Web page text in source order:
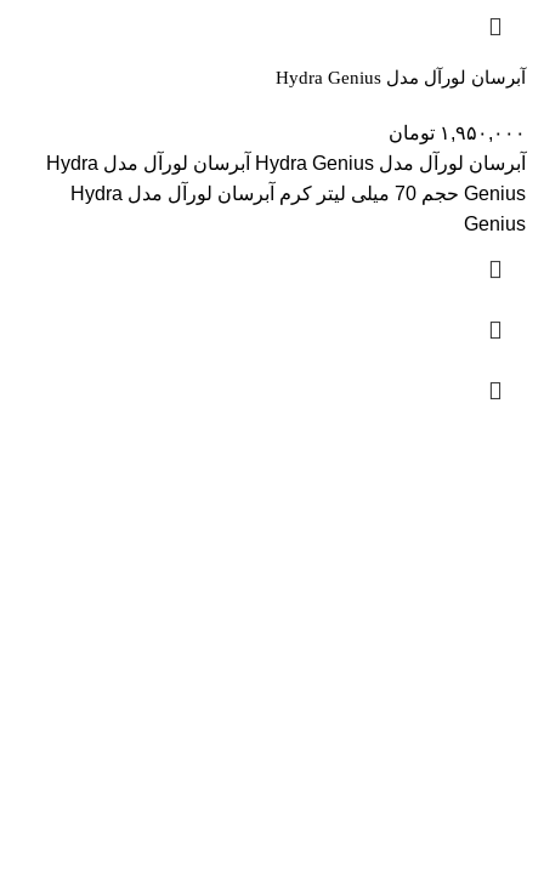
آبرسان لورآل مدل Hydra Genius
۱,۹۵۰,۰۰۰ تومان
آبرسان لورآل مدل Hydra Genius آبرسان لورآل مدل Hydra
Genius حجم 70 میلی لیتر کرم آبرسان لورآل مدل Hydra
Genius